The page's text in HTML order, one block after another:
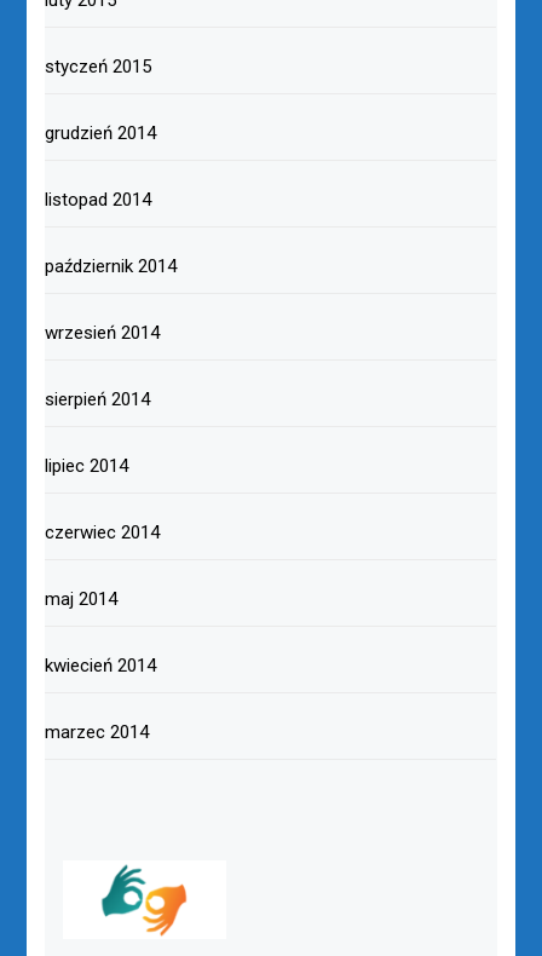
styczeń 2015
grudzień 2014
listopad 2014
październik 2014
wrzesień 2014
sierpień 2014
lipiec 2014
czerwiec 2014
maj 2014
kwiecień 2014
marzec 2014